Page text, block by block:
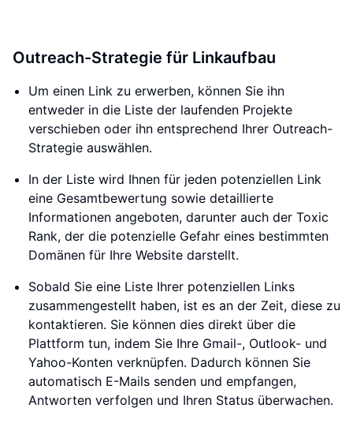
Outreach-Strategie für Linkaufbau
Um einen Link zu erwerben, können Sie ihn
entweder in die Liste der laufenden Projekte
verschieben oder ihn entsprechend Ihrer Outreach-
Strategie auswählen.
In der Liste wird Ihnen für jeden potenziellen Link
eine Gesamtbewertung sowie detaillierte
Informationen angeboten, darunter auch der Toxic
Rank, der die potenzielle Gefahr eines bestimmten
Domänen für Ihre Website darstellt.
Sobald Sie eine Liste Ihrer potenziellen Links
zusammengestellt haben, ist es an der Zeit, diese zu
kontaktieren. Sie können dies direkt über die
Plattform tun, indem Sie Ihre Gmail-, Outlook- und
Yahoo-Konten verknüpfen. Dadurch können Sie
automatisch E-Mails senden und empfangen,
Antworten verfolgen und Ihren Status überwachen.